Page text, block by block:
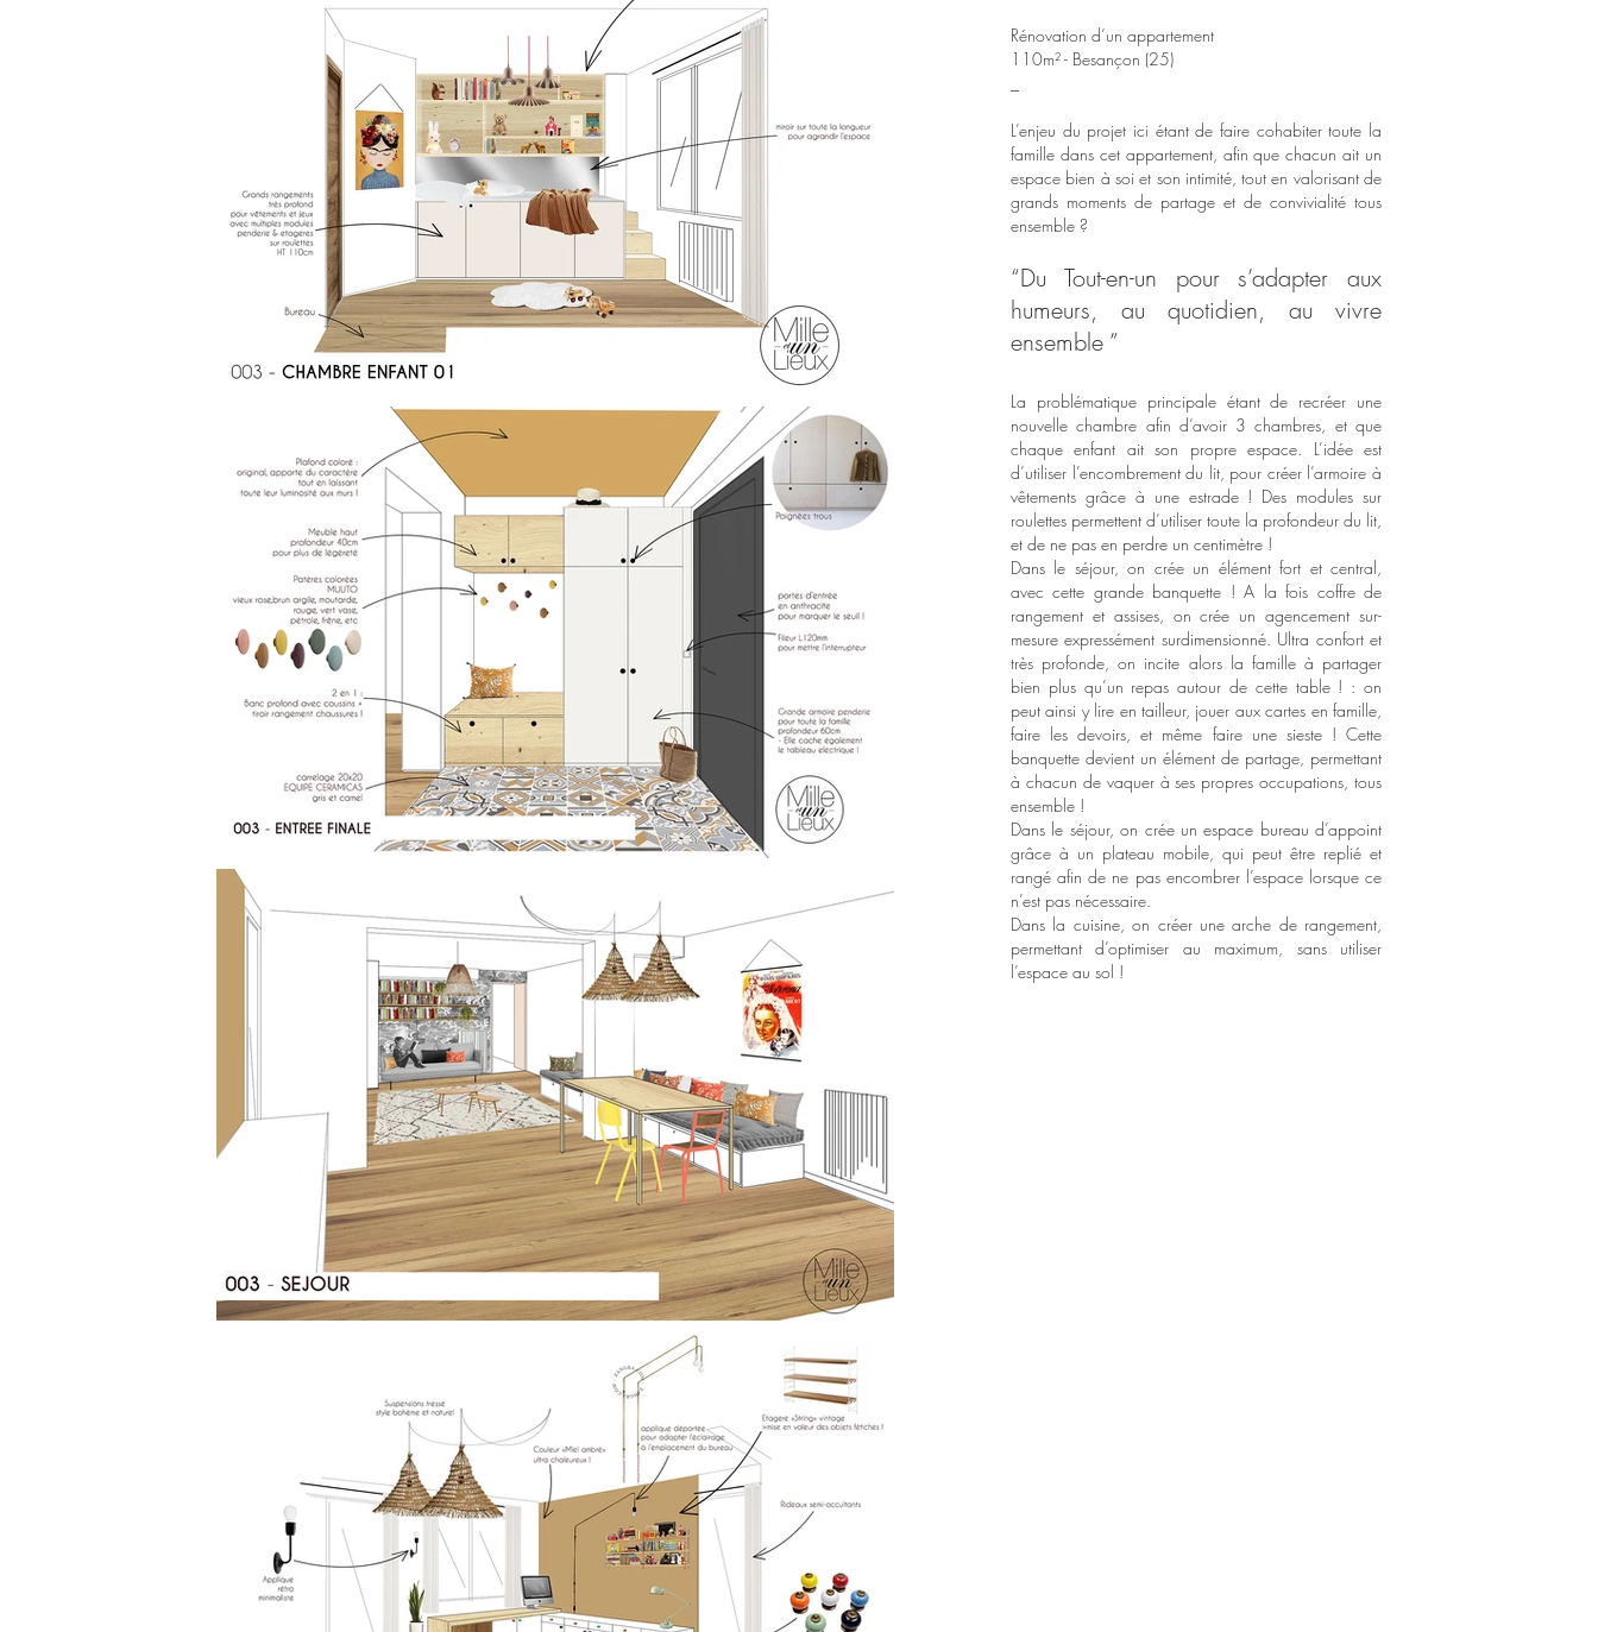
Rénovation d’un appartement
110m² - Besançon (25)
L’enjeu du projet ici étant de faire cohabiter toute la
famille dans cet appartement, afin que chacun ait un
espace bien à soi et son intimité, tout en valorisant de
grands moments de partage et de convivialité tous
ensemble ?
“Du Tout-en-un pour s’adapter aux
humeurs, au quotidien, au vivre
ensemble ”
La problématique principale étant de recréer une
nouvelle chambre afin d’avoir 3 chambres, et que
chaque enfant ait son propre espace. L’idée est
d’utiliser l’encombrement du lit, pour créer l’armoire à
vêtements grâce à une estrade ! Des modules sur
roulettes permettent d’utiliser toute la profondeur du lit,
et de ne pas en perdre un centimètre !
Dans le séjour, on crée un élément fort et central,
avec cette grande banquette ! A la fois coffre de
rangement et assises, on crée un agencement sur-
mesure expressément surdimensionné. Ultra confort et
très profonde, on incite alors la famille à partager
bien plus qu’un repas autour de cette table ! : on
peut ainsi y lire en tailleur, jouer aux cartes en famille,
faire les devoirs, et même faire une sieste ! Cette
banquette devient un élément de partage, permettant
à chacun de vaquer à ses propres occupations, tous
ensemble !
Dans le séjour, on crée un espace bureau d’appoint
grâce à un plateau mobile, qui peut être replié et
rangé afin de ne pas encombrer l’espace lorsque ce
n’est pas nécessaire.
Dans la cuisine, on créer une arche de rangement,
permettant d’optimiser au maximum, sans utiliser
l’espace au sol !